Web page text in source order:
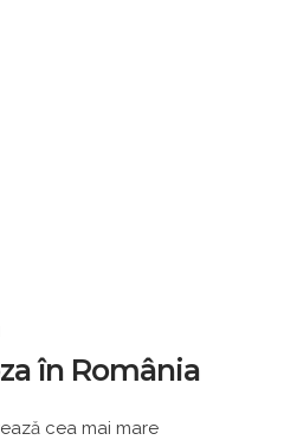
în România
cea mai mare